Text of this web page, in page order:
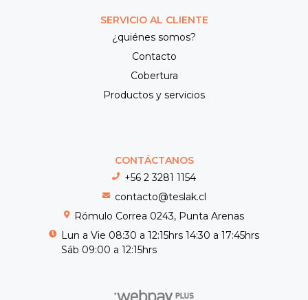
SERVICIO AL CLIENTE
¿quiénes somos?
Contacto
Cobertura
Productos y servicios
CONTÁCTANOS
+56 2 3281 1154
contacto@teslak.cl
Rómulo Correa 0243, Punta Arenas
Lun a Vie 08:30 a 12:15hrs 14:30 a 17:45hrs
Sáb 09:00 a 12:15hrs